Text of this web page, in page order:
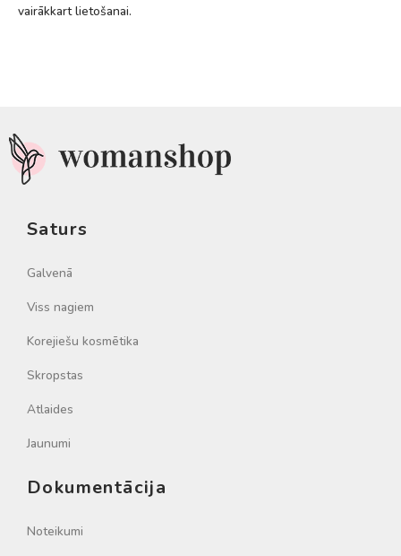
vairākkart lietošanai.
Saturs
Galvenā
Viss nagiem
Korejiešu kosmētika
Skropstas
Atlaides
Jaunumi
Dokumentācija
Noteikumi